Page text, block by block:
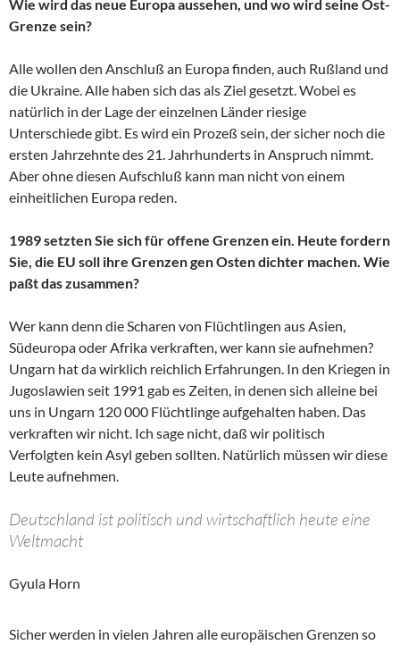
Wie wird das neue Europa aussehen, und wo wird seine Ost-
Grenze sein?
Alle wollen den Anschluß an Europa finden, auch Rußland und
die Ukraine. Alle haben sich das als Ziel gesetzt. Wobei es
natürlich in der Lage der einzelnen Länder riesige
Unterschiede gibt. Es wird ein Prozeß sein, der sicher noch die
ersten Jahrzehnte des 21. Jahrhunderts in Anspruch nimmt.
Aber ohne diesen Aufschluß kann man nicht von einem
einheitlichen Europa reden.
1989 setzten Sie sich für offene Grenzen ein. Heute fordern
Sie, die EU soll ihre Grenzen gen Osten dichter machen. Wie
paßt das zusammen?
Wer kann denn die Scharen von Flüchtlingen aus Asien,
Südeuropa oder Afrika verkraften, wer kann sie aufnehmen?
Ungarn hat da wirklich reichlich Erfahrungen. In den Kriegen in
Jugoslawien seit 1991 gab es Zeiten, in denen sich alleine bei
uns in Ungarn 120 000 Flüchtlinge aufgehalten haben. Das
verkraften wir nicht. Ich sage nicht, daß wir politisch
Verfolgten kein Asyl geben sollten. Natürlich müssen wir diese
Leute aufnehmen.
Deutschland ist politisch und wirtschaftlich heute eine
Weltmacht
Gyula Horn
Sicher werden in vielen Jahren alle europäischen Grenzen so